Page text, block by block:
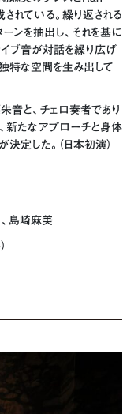
れている。繰り返される
ンを抽出し、それを基に
ブ音が対話を繰り広げ
独特な空間を生み出して
音と、チェロ奏者であり
新たなアプローチと身体
定した。（日本初演）
、島崎麻美